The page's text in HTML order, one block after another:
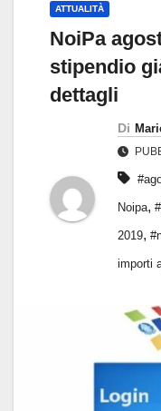
ATTUALITÀ
NoiPa
stipendio
dettagli
Di
Noipa,
2019,
importi